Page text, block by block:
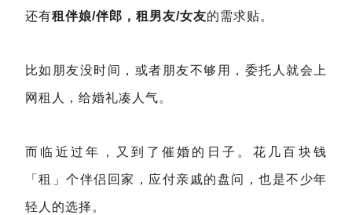
还有租伴娘/伴郎，租男友/女友的需求贴。
比如朋友没时间，或者朋友不够用，委托人就会上
网租人，给婚礼凑人气。
而临近过年，又到了催婚的日子。花几百块钱
「租」个伴侣回家，应付亲戚的盘问，也是不少年
轻人的选择。